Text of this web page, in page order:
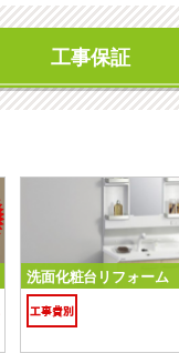
工事保証
洗面化粧台リフォーム
工事費別